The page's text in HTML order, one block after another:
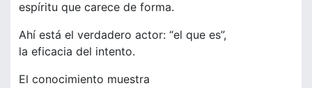
espíritu que carece de forma.
Ahí está el verdadero actor: “el que es”,
la eficacia del intento.
El conocimiento muestra